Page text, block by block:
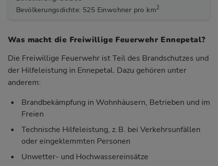
Bevölkerungsdichte: 525 Einwohner pro km2
Was macht die Freiwillige Feuerwehr Ennepetal?
Die Freiwillige Feuerwehr ist Teil des Brandschutzes und
der Hilfeleistung in Ennepetal. Dazu gehören unter
anderem:
Brandbekämpfung in Wohnhäusern, Betrieben und im
Freien
Technische Hilfeleistung, z. B. bei Verkehrsunfällen
oder eingeklemmten Personen
Unwetter- und Hochwassereinsätze